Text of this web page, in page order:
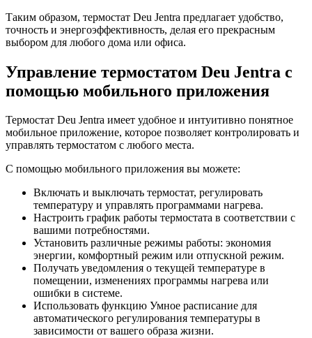
Таким образом, термостат Deu Jentra предлагает удобство,
точность и энергоэффективность, делая его прекрасным
выбором для любого дома или офиса.
Управление термостатом Deu Jentra с
помощью мобильного приложения
Термостат Deu Jentra имеет удобное и интуитивно понятное
мобильное приложение, которое позволяет контролировать и
управлять термостатом с любого места.
С помощью мобильного приложения вы можете:
Включать и выключать термостат, регулировать
температуру и управлять программами нагрева.
Настроить график работы термостата в соответствии с
вашими потребностями.
Установить различные режимы работы: экономия
энергии, комфортный режим или отпускной режим.
Получать уведомления о текущей температуре в
помещении, изменениях программы нагрева или
ошибки в системе.
Использовать функцию Умное расписание для
автоматического регулирования температуры в
зависимости от вашего образа жизни.